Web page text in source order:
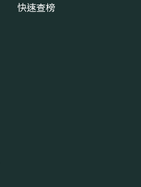
快速查榜